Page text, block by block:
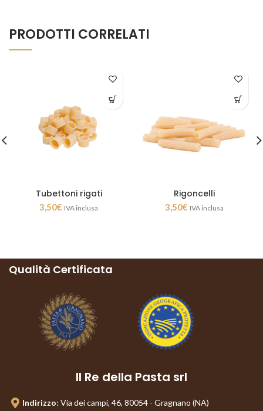
PRODOTTI CORRELATI
Tubettoni rigati
3,50€ IVA inclusa
Rigoncelli
3,50€ IVA inclusa
Qualità Certificata
Il Re della Pasta srl
Indirizzo: Via dei campi, 46, 80054 - Gragnano (NA)